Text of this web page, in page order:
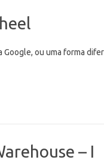
ou uma forma
– I